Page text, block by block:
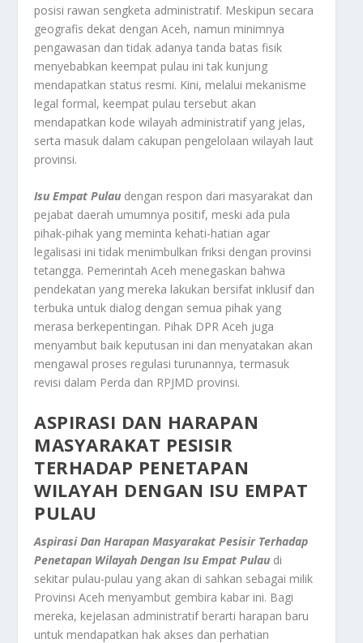
posisi rawan sengketa administratif. Meskipun secara
geografis dekat dengan Aceh, namun minimnya
pengawasan dan tidak adanya tanda batas fisik
menyebabkan keempat pulau ini tak kunjung
mendapatkan status resmi. Kini, melalui mekanisme
legal formal, keempat pulau tersebut akan
mendapatkan kode wilayah administratif yang jelas,
serta masuk dalam cakupan pengelolaan wilayah laut
provinsi.
Isu Empat Pulau dengan respon dari masyarakat dan
pejabat daerah umumnya positif, meski ada pula
pihak-pihak yang meminta kehati-hatian agar
legalisasi ini tidak menimbulkan friksi dengan provinsi
tetangga. Pemerintah Aceh menegaskan bahwa
pendekatan yang mereka lakukan bersifat inklusif dan
terbuka untuk dialog dengan semua pihak yang
merasa berkepentingan. Pihak DPR Aceh juga
menyambut baik keputusan ini dan menyatakan akan
mengawal proses regulasi turunannya, termasuk
revisi dalam Perda dan RPJMD provinsi.
ASPIRASI DAN HARAPAN
MASYARAKAT PESISIR
TERHADAP PENETAPAN
WILAYAH DENGAN ISU EMPAT
PULAU
Aspirasi Dan Harapan Masyarakat Pesisir Terhadap
Penetapan Wilayah Dengan Isu Empat Pulau di
sekitar pulau-pulau yang akan di sahkan sebagai milik
Provinsi Aceh menyambut gembira kabar ini. Bagi
mereka, kejelasan administratif berarti harapan baru
untuk mendapatkan hak akses dan perhatian